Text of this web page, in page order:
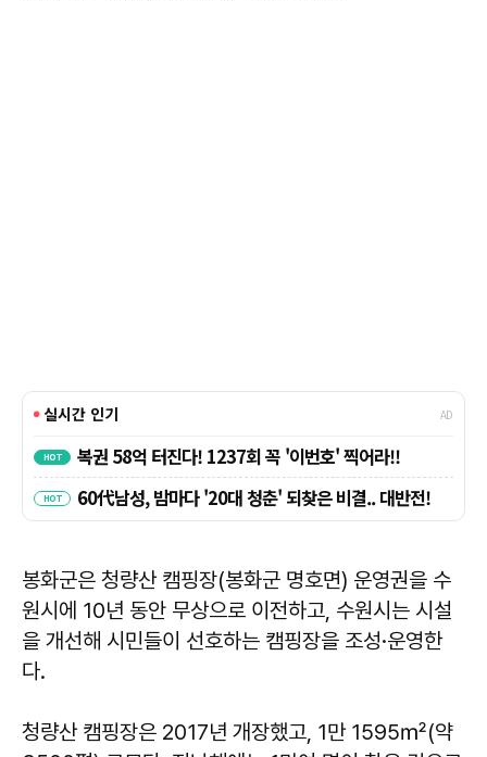
봉화군은 청량산 캠핑장(봉화군 명호면) 운영권을 수
원시에 10년 동안 무상으로 이전하고, 수원시는 시설
을 개선해 시민들이 선호하는 캠핑장을 조성·운영한
다.
청량산 캠핑장은 2017년 개장했고, 1만 1595㎡(약